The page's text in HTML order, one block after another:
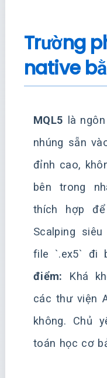
Trường
native
MQL5 là
nhúng sẵn
đỉnh cao,
bên trong
thích hợp
Scalping
file `.ex5` đi
điểm: Khá
các thư viện
không. Chủ
toán học cơ